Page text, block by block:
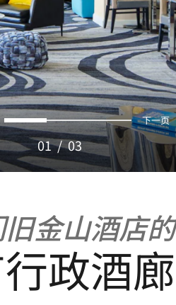
0 1 2
01/03
金山酒店
政酒